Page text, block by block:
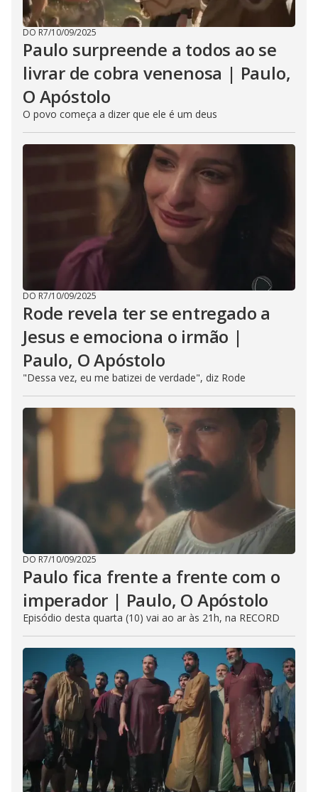
DO R7/10/09/2025
Paulo surpreende a todos ao se
livrar de cobra venenosa | Paulo,
O Apóstolo
O povo começa a dizer que ele é um deus
DO R7/10/09/2025
Rode revela ter se entregado a
Jesus e emociona o irmão |
Paulo, O Apóstolo
"Dessa vez, eu me batizei de verdade", diz Rode
DO R7/10/09/2025
Paulo fica frente a frente com o
imperador | Paulo, O Apóstolo
Episódio desta quarta (10) vai ao ar às 21h, na RECORD